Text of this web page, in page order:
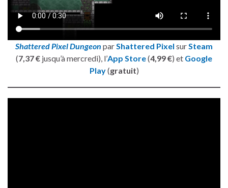
Shattered Pixel Dungeon par Shattered Pixel sur Steam
(7,37 € jusqu’à mercredi), l’App Store(4,99 €) et Google
Play(gratuit)